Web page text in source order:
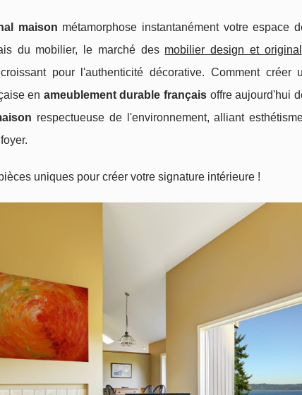
maison métamorphose instantanément votre espace
du mobilier, le marché des mobilier design et original
pour l'authenticité décorative. Comment
en ameublement durable français offre aujourd'hui
respectueuse de l'environnement, alliant
uniques pour créer votre signature intérieure !